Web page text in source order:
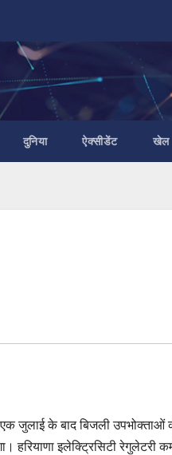
दुनिया ऐक्सीडेंट खेल
जुलाई के बाद बिजली उपभोक्ताओं
हरियाणा इलेक्ट्रिसिटी